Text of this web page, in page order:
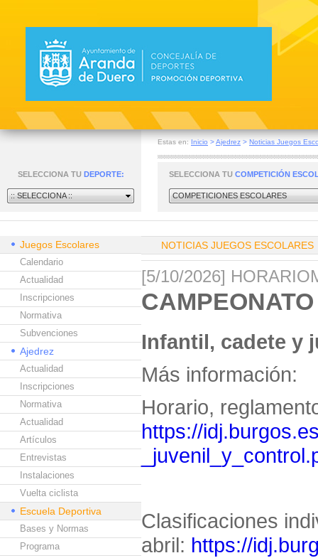
Estas en: Inicio >Ajedrez > Noticias Juegos
SELECCIONA TU DEPORTE:
:: SELECCIONA ::
SELECCIONA TU COMPETICIÓN
COMPETICIONES ESCOLARES
Juegos Escolares
Calendario
Actualidad
Inscripciones
Normativa
Subvenciones
Ajedrez
Actualidad
Inscripciones
Normativa
Actualidad
Artículos
Entrevistas
Instalaciones
Vuelta ciclista
Escuela Deportiva
Bases y Normas
Programa
NOTICIAS JUEGOS ESCOLARES
[5/10/2026]
Infantil, cadete y
Más información:
Horario,
https://
Clasificaciones
abril: https://